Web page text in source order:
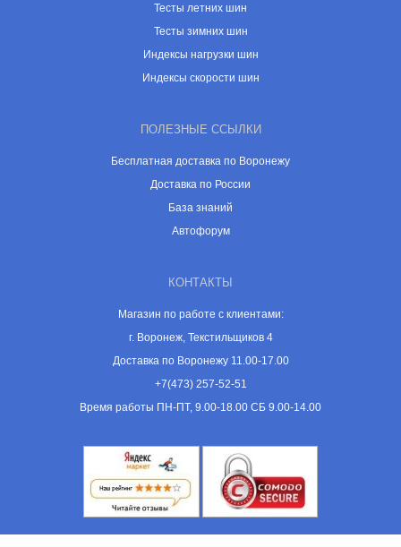
Тесты летних шин
Тесты зимних шин
Индексы нагрузки шин
Индексы скорости шин
ПОЛЕЗНЫЕ ССЫЛКИ
Бесплатная доставка по Воронежу
Доставка по России
База знаний
Автофорум
КОНТАКТЫ
Магазин по работе с клиентами:
г. Воронеж, Текстильщиков 4
Доставка по Воронежу 11.00-17.00
+7(473) 257-52-51
Время работы ПН-ПТ, 9.00-18.00 СБ 9.00-14.00